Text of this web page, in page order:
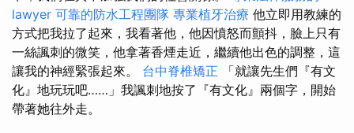
lawyer 可靠的防水工程團隊 專業植牙治療 他立即用教練的
方式把我拉了起來，我看著他，他因憤怒而顫抖，臉上只有
一絲諷刺的微笑，他拿著香煙走近，繼續他出色的調整，這
讓我的神經緊張起來。 台中脊椎矯正
「就讓先生們『有文
化』地玩玩吧……」我諷刺地按了『有文化』兩個字，開始
帶著她往外走。